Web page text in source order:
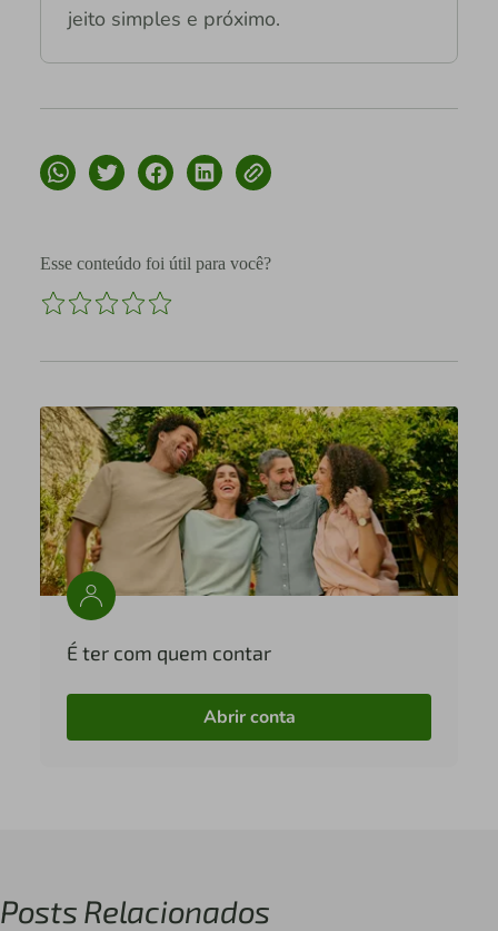
jeito simples e próximo.
Esse conteúdo foi útil para você?
É ter com quem contar
Abrir conta
Posts Relacionados